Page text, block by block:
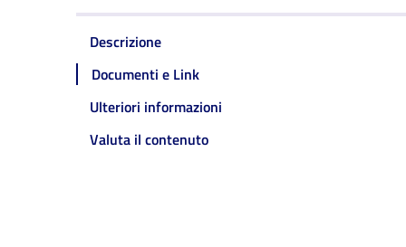
Descrizione
Documenti e Link
Ulteriori informazioni
Valuta il contenuto